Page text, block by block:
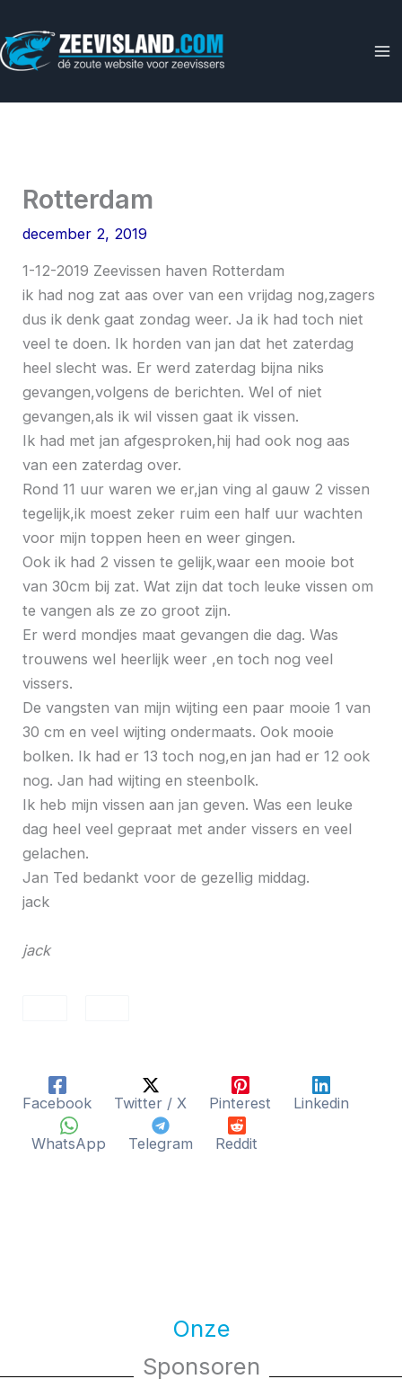
naar
de
Rotterdam
december 2, 2019
1-12-2019 Zeevissen haven Rotterdam
ik had nog zat aas over van een vrijdag nog,zagers
dus ik denk gaat zondag weer. Ja ik had toch niet
veel te doen. Ik horden van jan dat het zaterdag
heel slecht was. Er werd zaterdag bijna niks
gevangen,volgens de berichten. Wel of niet
gevangen,als ik wil vissen gaat ik vissen.
Ik had met jan afgesproken,hij had ook nog aas
van een zaterdag over.
Rond 11 uur waren we er,jan ving al gauw 2 vissen
tegelijk,ik moest zeker ruim een half uur wachten
voor mijn toppen heen en weer gingen.
Ook ik had 2 vissen te gelijk,waar een mooie bot
van 30cm bij zat. Wat zijn dat toch leuke vissen om
te vangen als ze zo groot zijn.
Er werd mondjes maat gevangen die dag. Was
trouwens wel heerlijk weer ,en toch nog veel
vissers.
De vangsten van mijn wijting een paar mooie 1 van
30 cm en veel wijting ondermaats. Ook mooie
bolken. Ik had er 13 toch nog,en jan had er 12 ook
nog. Jan had wijting en steenbolk.
Ik heb mijn vissen aan jan geven. Was een leuke
dag heel veel gepraat met ander vissers en veel
gelachen.
Jan Ted bedankt voor de gezellig middag.
jack
jack
Facebook Twitter / X Pinterest Linkedin
WhatsApp Telegram Reddit
Onze
Sponsoren